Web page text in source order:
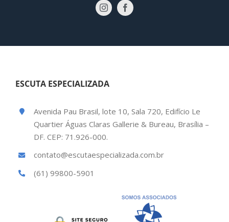
ESCUTA ESPECIALIZADA
Avenida Pau Brasil, lote 10, Sala 720, Edifício Le
Quartier Águas Claras Gallerie & Bureau, Brasília –
DF. CEP: 71.926-000.
contato@escutaespecializada.com.br
(61) 99800-5901